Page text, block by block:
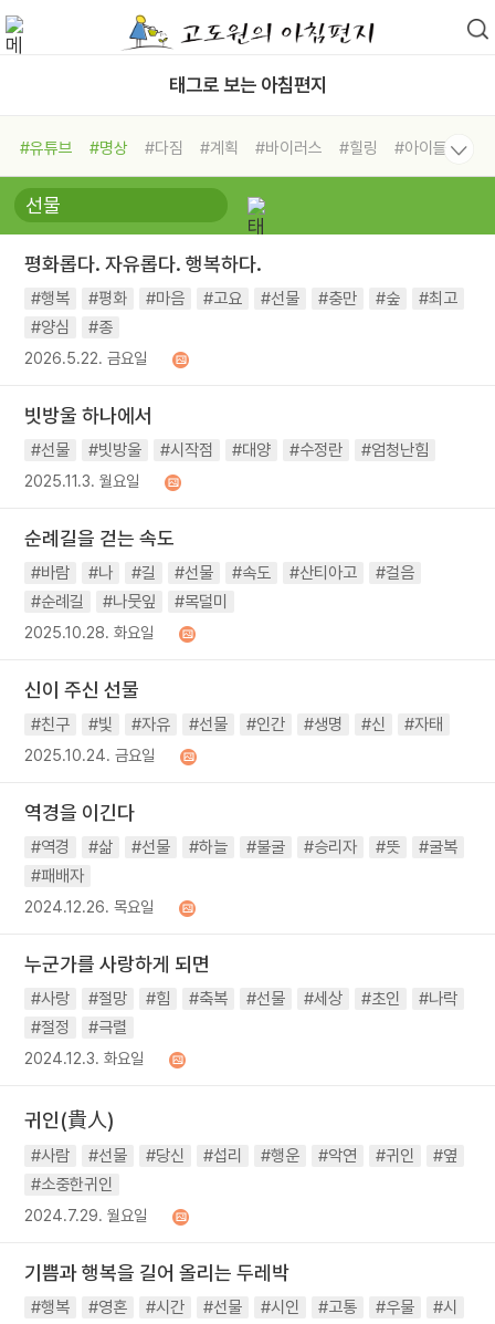
태그로 보는 아침편지
#유튜브 #명상 #다짐 #계획 #바이러스 #힐링
#아이들
#비전캠프
#독서캠프 #삶
#희망
#나눔 #친구 #링컨학교
#독서
#건강 #면역력
평화롭다. 자유롭다. 행복하다.
#행복 #평화 #마음 #고요 #선물 #충만 #숲
#최고
#양심
#종
2026.5.22. 금요일
빗방울 하나에서
#선물 #빗방울 #시작점 #대양 #수정란 #엄청난힘
2025.11.3. 월요일
순례길을 걷는 속도
#바람 #나 #길 #선물 #속도 #산티아고
#걸음
#순례길
#나뭇잎 #목덜미
2025.10.28. 화요일
신이 주신 선물
#친구 #빛 #자유 #선물 #인간 #생명 #신 #자태
2025.10.24. 금요일
역경을 이긴다
#역경 #삶 #선물 #하늘 #불굴 #승리자 #뜻
#굴복
#패배자
2024.12.26. 목요일
누군가를 사랑하게 되면
#사랑 #절망 #힘 #축복 #선물 #세상 #초인
#나락
#절정
#극렬
2024.12.3. 화요일
귀인(貴人)
#사람 #선물 #당신 #섭리 #행운 #악연 #귀인
#옆
#소중한귀인
2024.7.29. 월요일
기쁨과 행복을 길어 올리는 두레박
#행복 #영혼 #시간 #선물 #시인 #고통 #우물
#시